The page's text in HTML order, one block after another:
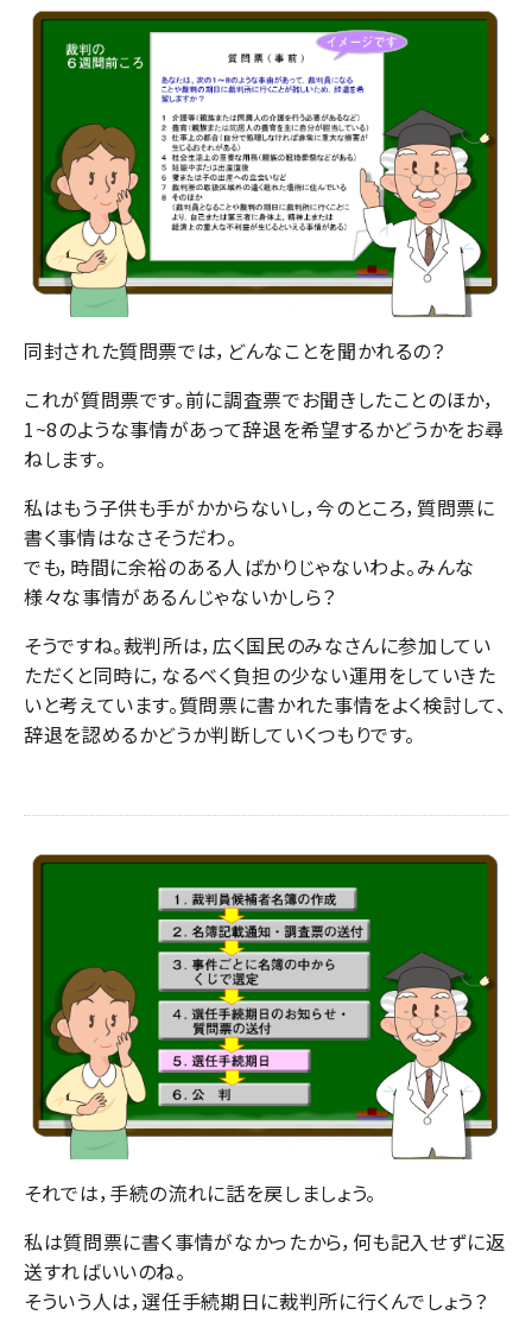
同封された質問票では，どんなことを聞かれるの？
これが質問票です。前に調査票でお聞きしたことのほか，
1~8のような事情があって辞退を希望するかどうかをお尋
ねします。
私はもう子供も手がかからないし，今のところ，質問票に
書く事情はなさそうだわ。
でも，時間に余裕のある人ばかりじゃないわよ。みんな
様々な事情があるんじゃないかしら？
そうですね。裁判所は，広く国民のみなさんに参加してい
ただくと同時に，なるべく負担の少ない運用をしていきた
いと考えています。質問票に書かれた事情をよく検討して、
辞退を認めるかどうか判断していくつもりです。
それでは，手続の流れに話を戻しましょう。
私は質問票に書く事情がなかったから，何も記入せずに返
送すればいいのね。
そういう人は，選任手続期日に裁判所に行くんでしょう？